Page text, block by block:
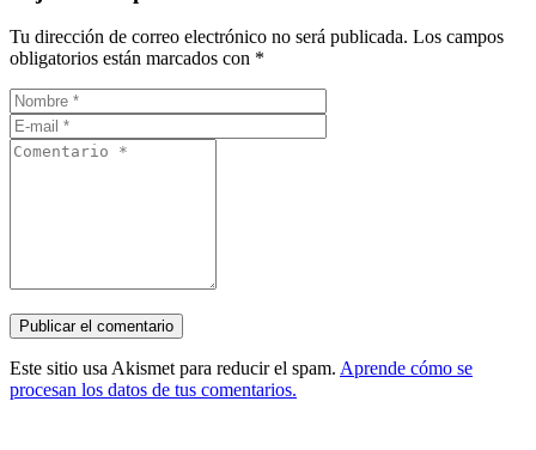
Tu dirección de correo electrónico no será publicada. Los campos
obligatorios están marcados con *
Este sitio usa Akismet para reducir el spam. Aprende cómo se
procesan los datos de tus comentarios.